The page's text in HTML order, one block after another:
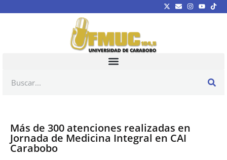
Más de 300 atenciones realizadas en
Jornada de Medicina Integral en CAI
Carabobo